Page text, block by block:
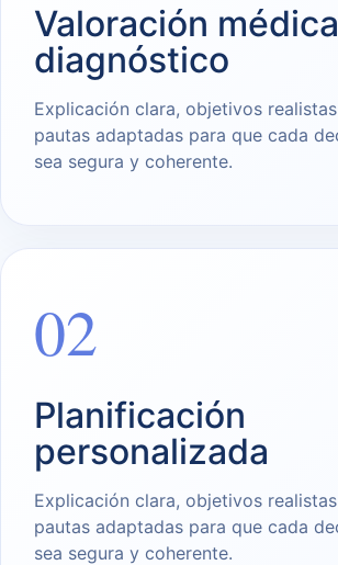
Valoración
diagnóstico
Explicación clara, objetivos
pautas adaptadas para que cada
sea segura y coherente.
02
Planificación
personalizada
Explicación clara, objetivos
pautas adaptadas para que cada
sea segura y coherente.